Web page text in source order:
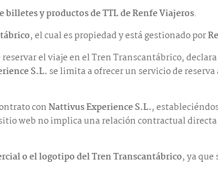
y productos de TTL de Renfe Viajeros.
, el cual es propiedad y está gestionado por
el viaje en el Tren Transcantábrico,
S.L. se limita a ofrecer un servicio de
conNattivus Experience S.L.,
web no implica una relación contractual
o el logotipo del Tren Transcantábrico, ya que